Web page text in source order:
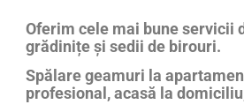
Oferim cele mai bune servicii
grădinițe și sedii de birouri.
Spălare geamuri la
profesional, acasă la